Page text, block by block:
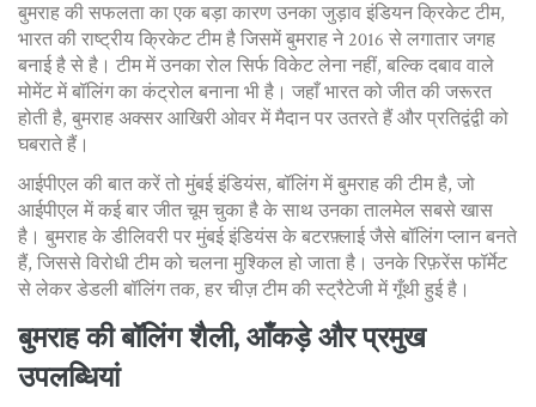
बुमराह की सफलता का एक बड़ा कारण उनका जुड़ावइंडियन क्रिकेट टीम,
भारत की राष्ट्रीय क्रिकेट टीम है जिसमें बुमराह ने 2016 से लगातार जगह
बनाई हैसे है। टीम में उनका रोल सिर्फ विकेट लेना नहीं, बल्कि दबाव वाले
मोमेंट में बॉलिंग का कंट्रोल बनाना भी है। जहाँ भारत को जीत की जरूरत
होती है, बुमराह अक्सर आखिरी ओवर में मैदान पर उतरते हैं और प्रतिद्वंद्वी को
घबराते हैं।
आईपीएल की बात करें तोमुंबई इंडियंस, बॉलिंग में बुमराह की टीम है, जो
आईपीएल में कई बार जीत चूम चुका हैके साथ उनका तालमेल सबसे खास
है। बुमराह के डीलिवरी पर मुंबई इंडियंस के बटरफ़्लाई जैसे बॉलिंग प्लान बनते
हैं, जिससे विरोधी टीम को चलना मुश्किल हो जाता है। उनके रिफ़रेंस फॉर्मेट
से लेकर डेडली बॉलिंग तक, हर चीज़ टीम की स्ट्रैटेजी में गूँथी हुई है।
बुमराह की बॉलिंग शैली, आँकड़े और प्रमुख
उपलब्धियां